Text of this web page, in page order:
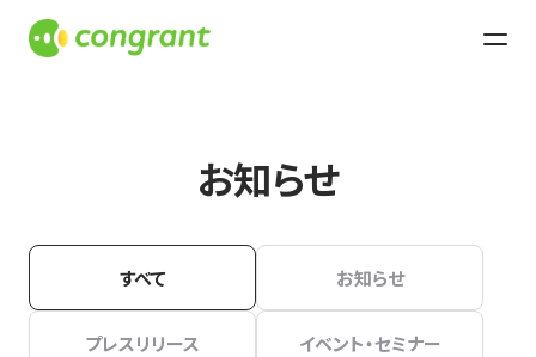
お知らせ
すべて お知らせ
プレスリリース イベント・セミナー